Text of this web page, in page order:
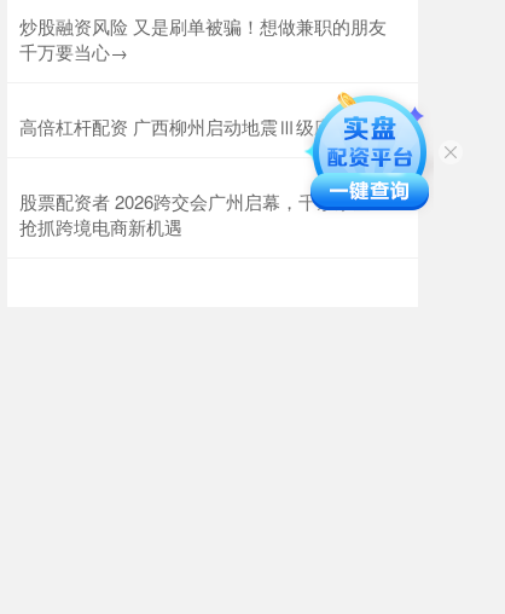
炒股融资风险 又是刷单被骗！想做兼职的朋友
千万要当心→
高倍杠杆配资 广西柳州启动地震Ⅲ级应急响应
股票配资者 2026跨交会广州启幕，千余家企业
抢抓跨境电商新机遇